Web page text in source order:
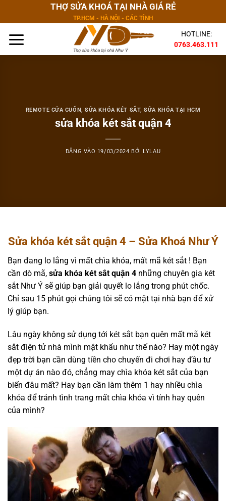
dung
THỢ SỬA KHOÁ TẠI NHÀ GIÁ RẺ
TP.HCM - HÀ NỘI - CÁC TỈNH
HOTLINE:
0763.463.111
REMOTE CỬA CUỐN,SỬA KHÓA KÉT SẮT,SỬA KHÓA TẠI HCM
sửa khóa két sắt quận 4
ĐĂNG VÀO 19/03/2024 BỞI LYLAU
Sửa khóa két sắt quận 4 – Sửa Khoá Như Ý
Bạn đang lo lắng vì mất chìa khóa, mất mã két sắt ! Bạn
cần dò mã, sửa khóa két sắt quận 4 những chuyên gia két
sắt Như Ý sẽ giúp bạn giải quyết lo lắng trong phút chốc.
Chỉ sau 15 phút gọi chúng tôi sẽ có mặt tại nhà bạn để xử
lý giúp bạn.
Lâu ngày không sử dụng tới két sắt bạn quên mất mã két
sắt điện tử nhà mình mật khẩu như thế nào? Hay một ngày
đẹp trời bạn cần dùng tiền cho chuyến đi chơi hay đầu tư
một dự án nào đó, chẳng may chìa khóa két sắt của bạn
biến đâu mất? Hay bạn cần làm thêm 1 hay nhiều chìa
khóa để tránh tình trang mất chìa khóa vì tính hay quên
của mình?